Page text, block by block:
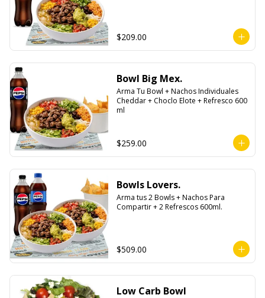
$209.00
Bowl Big Mex.
Arma Tu Bowl + Nachos Individuales
Cheddar + Choclo Elote + Refresco 600
ml
$259.00
Bowls Lovers.
Arma tus 2 Bowls + Nachos Para
Compartir + 2 Refrescos 600ml.
$509.00
Low Carb Bowl